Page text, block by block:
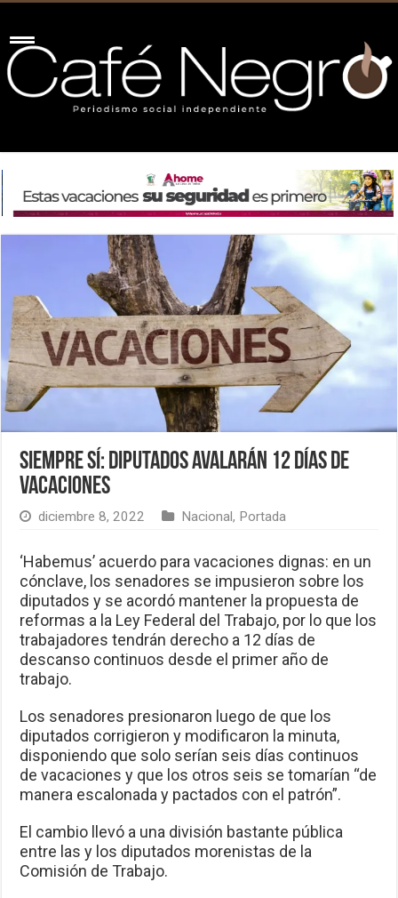
Siempre sí: Diputados avalarán 12 días de
vacaciones
diciembre 8, 2022 Nacional, Portada
‘Habemus’ acuerdo para vacaciones dignas: en un
cónclave, los senadores se impusieron sobre los
diputados y se acordó mantener la propuesta de
reformas a la Ley Federal del Trabajo, por lo que los
trabajadores tendrán derecho a 12 días de
descanso continuos desde el primer año de
trabajo.
Los senadores presionaron luego de que los
diputados corrigieron y modificaron la minuta,
disponiendo que solo serían seis días continuos
de vacaciones y que los otros seis se tomarían “de
manera escalonada y pactados con el patrón”.
El cambio llevó a una división bastante pública
entre las y los diputados morenistas de la
Comisión de Trabajo.